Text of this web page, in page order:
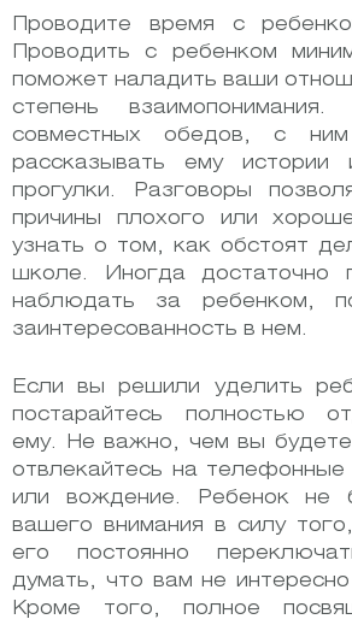
Проводите время с
Проводить с ребенком
поможет наладить ваши
степень
совместных обедов, с
рассказывать ему
прогулки. Разговоры
причины плохого или
узнать о том, как обстоят
школе. Иногда достаточно
наблюдать за ребенком,
заинтересованность в нем.
Если вы решили уделить
постарайтесь полностью
ему. Не важно, чем вы будете
отвлекайтесь на телефонные
или вождение. Ребенок не
вашего внимания в силу
его постоянно
думать, что вам не интересно
Кроме того, полное